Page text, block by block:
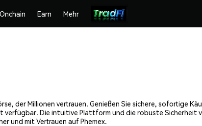
Onchain Earn Mehr
der Millionen vertrauen. Genießen Sie sichere, sofortige
Die intuitive Plattform und die robuste Sicherheit
und mit Vertrauen auf Phemex.